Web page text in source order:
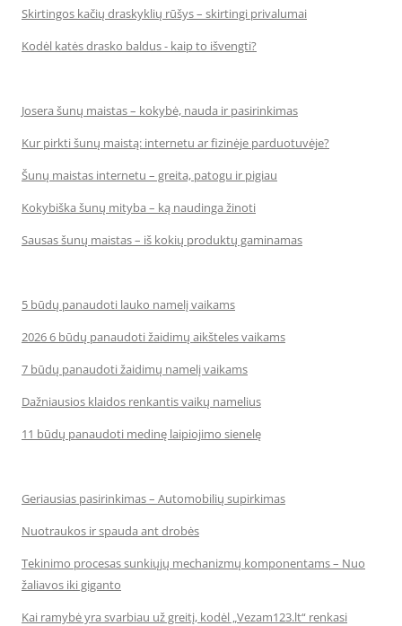
Skirtingos kačių draskyklių rūšys – skirtingi privalumai
Kodėl katės drasko baldus - kaip to išvengti?
Josera šunų maistas – kokybė, nauda ir pasirinkimas
Kur pirkti šunų maistą: internetu ar fizinėje parduotuvėje?
Šunų maistas internetu – greita, patogu ir pigiau
Kokybiška šunų mityba – ką naudinga žinoti
Sausas šunų maistas – iš kokių produktų gaminamas
5 būdų panaudoti lauko namelį vaikams
2026 6 būdų panaudoti žaidimų aikšteles vaikams
7 būdų panaudoti žaidimų namelį vaikams
Dažniausios klaidos renkantis vaikų namelius
11 būdų panaudoti medinę laipiojimo sienelę
Geriausias pasirinkimas – Automobilių supirkimas
Nuotraukos ir spauda ant drobės
Tekinimo procesas sunkiųjų mechanizmų komponentams – Nuo
žaliavos iki giganto
Kai ramybė yra svarbiau už greitį, kodėl „Vezam123.lt“ renkasi